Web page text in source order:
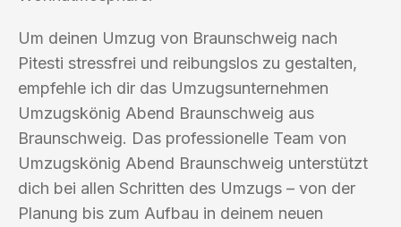
Um deinen Umzug von Braunschweig nach
Pitesti stressfrei und reibungslos zu gestalten,
empfehle ich dir das Umzugsunternehmen
Umzugskönig Abend Braunschweig aus
Braunschweig. Das professionelle Team von
Umzugskönig Abend Braunschweig unterstützt
dich bei allen Schritten des Umzugs – von der
Planung bis zum Aufbau in deinem neuen